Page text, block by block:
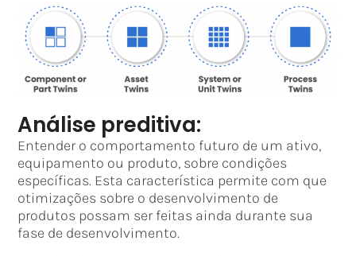
Análise preditiva:
Entender o comportamento futuro de um ativo,
equipamento ou produto, sobre condições
específicas. Esta característica permite com que
otimizações sobre o desenvolvimento de
produtos possam ser feitas ainda durante sua
fase de desenvolvimento.